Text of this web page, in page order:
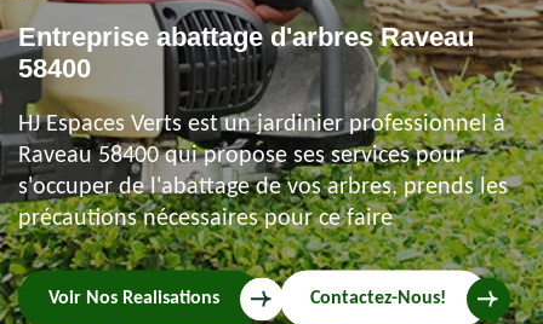
Entreprise abattage d'arbres Raveau
58400
HJ Espaces Verts est un jardinier professionnel à
Raveau 58400 qui propose ses services pour
s'occuper de l'abattage de vos arbres, prends les
précautions nécessaires pour ce faire
Voir Nos Realisations Contactez-Nous!